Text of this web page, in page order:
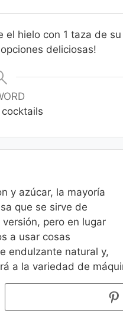
el hielo con 1 taza de su
opciones deliciosas!
y azúcar, la mayoría
que se sirve de
pero en lugar
a usar cosas
endulzante natural y,
a la variedad de